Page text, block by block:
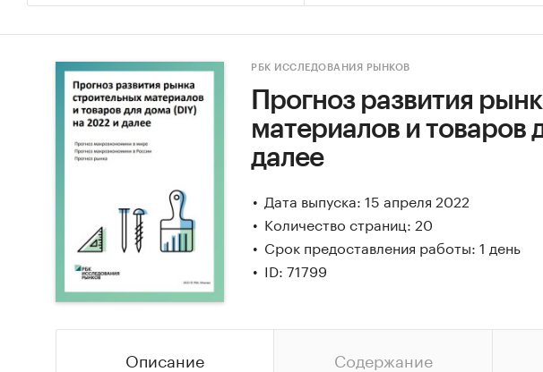
РБК ИССЛЕДОВАНИЯ РЫНКОВ
Прогноз развития
материалов и товаров
далее
Дата выпуска: 15 апреля 2022
Количество страниц: 20
Срок предоставления работы: 1 день
ID: 71799
Описание Содержание